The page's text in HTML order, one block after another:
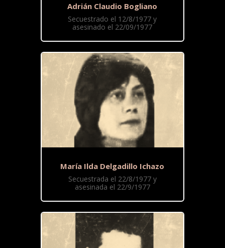
Adrián Claudio Bogliano
Secuestrado el 12/8/1977 y
asesinado el 22/09/1977
María Ilda Delgadillo Ichazo
Secuestrada el 22/8/1977 y
asesinada el 22/9/1977